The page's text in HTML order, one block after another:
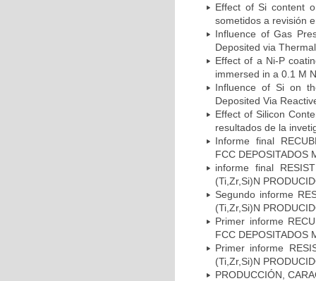
Effect of Si content
sometidos a revisión
Influence of Gas
Deposited via
Effect of a Ni-P
immersed in a 0.1 M
Influence of Si on
Deposited Via
Effect of Silicon
resultados de la
Informe final
FCC DEPOSITADOS
informe final
(Ti,Zr,Si)N
Segundo informe
(Ti,Zr,Si)N
Primer informe
FCC DEPOSITADOS
Primer informe
(Ti,Zr,Si)N
PRODUCCIÓN,